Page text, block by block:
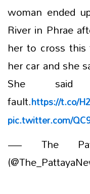
woman ended
River in Phrae
her to cross
her car and she
She
fault.https://t.co/
pic.twitter.com/
— The